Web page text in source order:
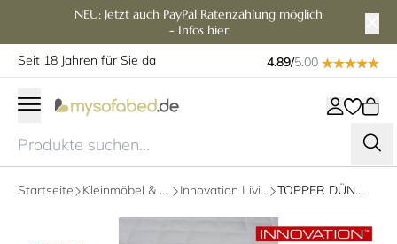
NEU: Jetzt auch PayPal Ratenzahlung möglich
- Infos hier
Seit 18 Jahren für Sie da
4.89/5.00
Startseite Kleinmöbel & Zubehör Innovation Living Zubehör TOPPER DÜNN - MATRATZENSCHONER von Innovation - verschiedene Größen